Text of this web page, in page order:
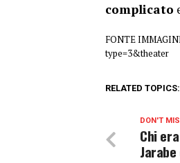
complicato
FONTE
type=3&theater
RELATED TOPICS:
DON'T
Chi